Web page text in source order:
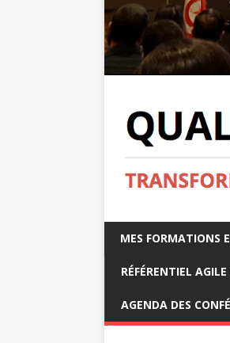
MES FORMATIONS
RÉFÉRENTIEL
AGENDA DES